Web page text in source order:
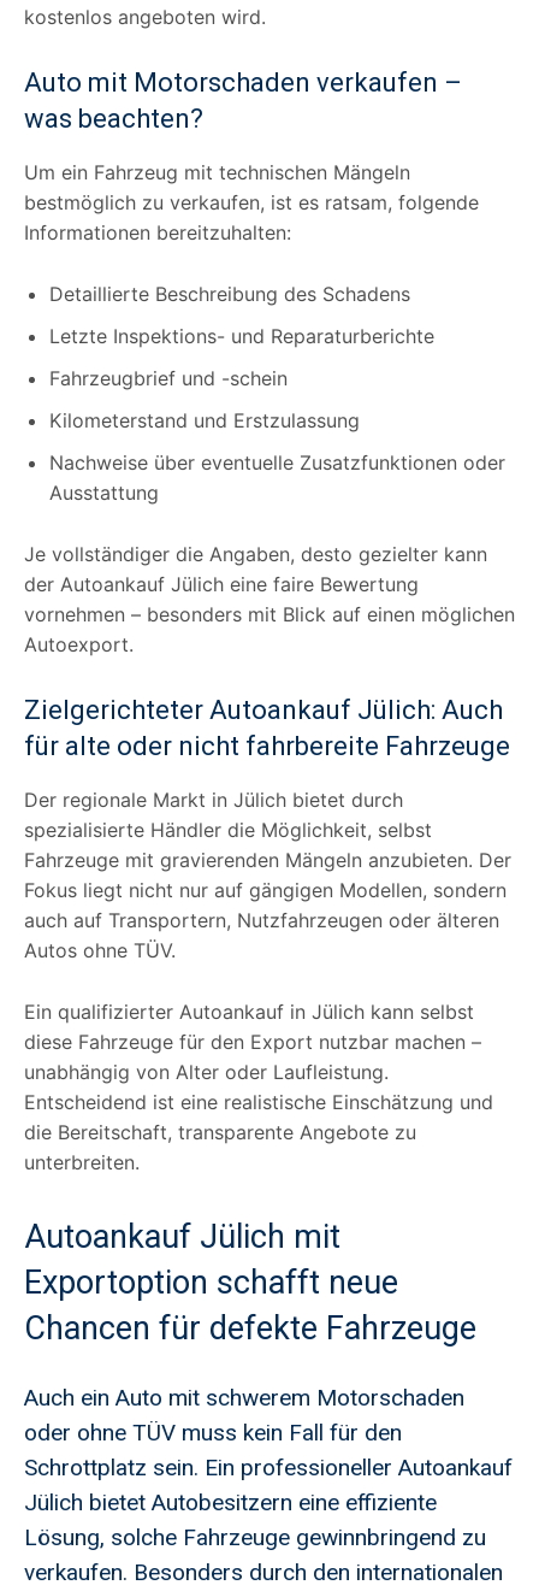
kostenlos angeboten wird.
Auto mit Motorschaden verkaufen –
was beachten?
Um ein Fahrzeug mit technischen Mängeln
bestmöglich zu verkaufen, ist es ratsam, folgende
Informationen bereitzuhalten:
Detaillierte Beschreibung des Schadens
Letzte Inspektions- und Reparaturberichte
Fahrzeugbrief und -schein
Kilometerstand und Erstzulassung
Nachweise über eventuelle Zusatzfunktionen oder
Ausstattung
Je vollständiger die Angaben, desto gezielter kann
der Autoankauf Jülich eine faire Bewertung
vornehmen – besonders mit Blick auf einen möglichen
Autoexport.
Zielgerichteter Autoankauf Jülich: Auch
für alte oder nicht fahrbereite Fahrzeuge
Der regionale Markt in Jülich bietet durch
spezialisierte Händler die Möglichkeit, selbst
Fahrzeuge mit gravierenden Mängeln anzubieten. Der
Fokus liegt nicht nur auf gängigen Modellen, sondern
auch auf Transportern, Nutzfahrzeugen oder älteren
Autos ohne TÜV.
Ein qualifizierter Autoankauf in Jülich kann selbst
diese Fahrzeuge für den Export nutzbar machen –
unabhängig von Alter oder Laufleistung.
Entscheidend ist eine realistische Einschätzung und
die Bereitschaft, transparente Angebote zu
unterbreiten.
Autoankauf Jülich mit
Exportoption schafft neue
Chancen für defekte Fahrzeuge
Auch ein Auto mit schwerem Motorschaden
oder ohne TÜV muss kein Fall für den
Schrottplatz sein. Ein professioneller Autoankauf
Jülich bietet Autobesitzern eine effiziente
Lösung, solche Fahrzeuge gewinnbringend zu
verkaufen. Besonders durch den internationalen